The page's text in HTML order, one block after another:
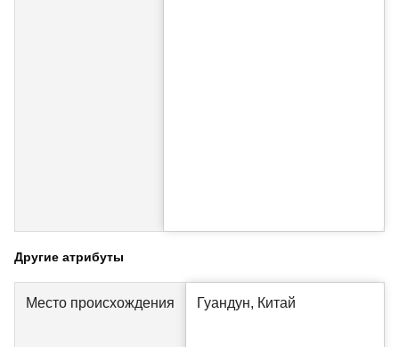
Другие атрибуты
Место происхождения Гуандун, Китай